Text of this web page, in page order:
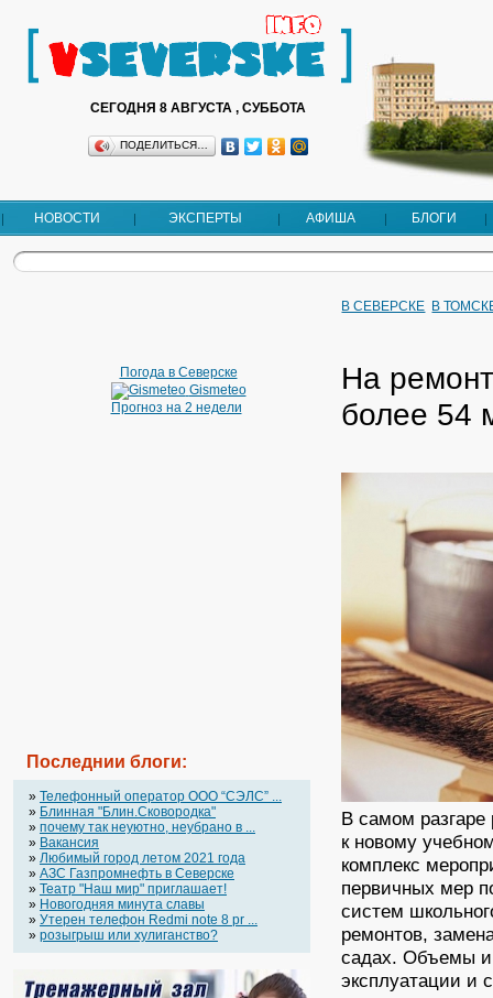
СЕГОДНЯ 8 АВГУСТА , СУББОТА
ПОДЕЛИТЬСЯ…
НОВОСТИ ЭКСПЕРТЫ АФИША БЛОГИ
Погода в Северске
Gismeteo
Прогноз на 2 недели
Последнии блоги:
» Телефонный оператор OOO “СЭЛС” ...
» Блинная "Блин.Сковородка"
» почему так неуютно, неубрано в ...
» Вакансия
» Любимый город летом 2021 года
» АЗС Газпромнефть в Северске
» Театр "Наш мир" приглашает!
» Новогодняя минута славы
» Утерен телефон Redmi note 8 pr ...
» розыгрыш или хулиганство?
В СЕВЕРСКЕ В
На
более 54
В самом разгаре
к новому
комплекс
первичных мер
систем
ремонтов,
садах. Объемы и
эксплуатации и